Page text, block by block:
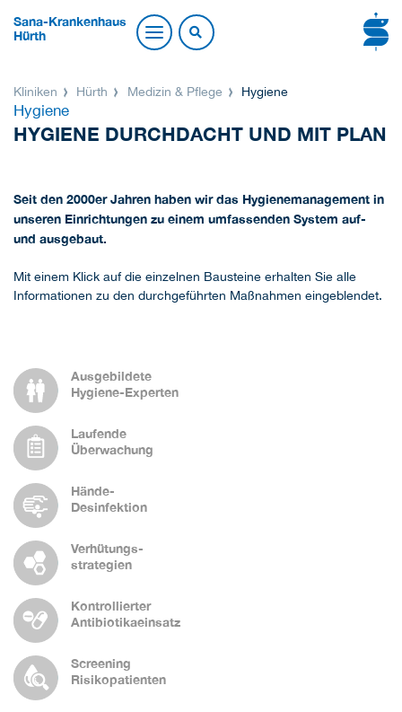
Sana-Krankenhaus
Hürth
Kliniken Hürth Medizin & Pflege Hygiene
Hygiene
HYGIENE DURCHDACHT UND MIT PLAN
Seit den 2000er Jahren haben wir das Hygienemanagement in
unseren Einrichtungen zu einem umfassenden System auf-
und ausgebaut.
Mit einem Klick auf die einzelnen Bausteine erhalten Sie alle
Informationen zu den durchgeführten Maßnahmen eingeblendet.
Ausgebildete
Hygiene-Experten
Laufende
Überwachung
Hände-
Desinfektion
Verhütungs-
strategien
Kontrollierter
Antibiotikaeinsatz
Screening
Risikopatienten